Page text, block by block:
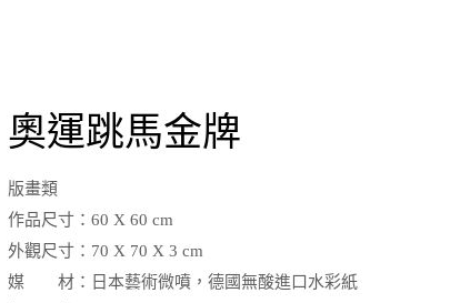
奧運跳馬金牌
版畫類
作品尺寸： 60 X 60 cm
外觀尺寸： 70 X 70 X 3 cm
媒 材： 日本藝術微噴，德國無酸進口水彩紙